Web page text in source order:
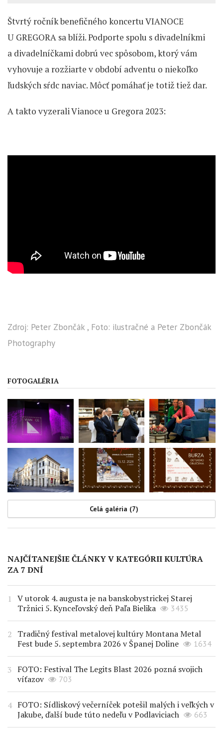
Štvrtý ročník benefičného koncertu VIANOCE
U GREGORA sa blíži. Podporte spolu s divadelníkmi
a divadelníčkami dobrú vec spôsobom, ktorý vám
vyhovuje a rozžiarte v období adventu o niekoľko
ľudských sŕdc naviac. Môcť pomáhať je totiž tiež dar.
A takto vyzerali Vianoce u Gregora 2023:
Zdroj: Peter Zbončák , Foto: ilustračné a Peter Zbončák
Photography
FOTOGALÉRIA
Celá galéria (7)
NAJČÍTANEJŠIE ČLÁNKY V KATEGÓRII KULTÚRA
ZA 7 DNÍ
V utorok 4. augusta je na banskobystrickej Starej
Tržnici 5. Kynceľovský deň Paľa Bielika
3435
Tradičný festival metalovej kultúry Montana Metal
Fest bude 5. septembra 2026 v Španej Doline
1634
FOTO: Festival The Legits Blast 2026 pozná svojich
víťazov
703
FOTO: Sídliskový večerníček potešil malých i veľkých v
Jakube, ďalší bude túto nedeľu v Podlaviciach
663